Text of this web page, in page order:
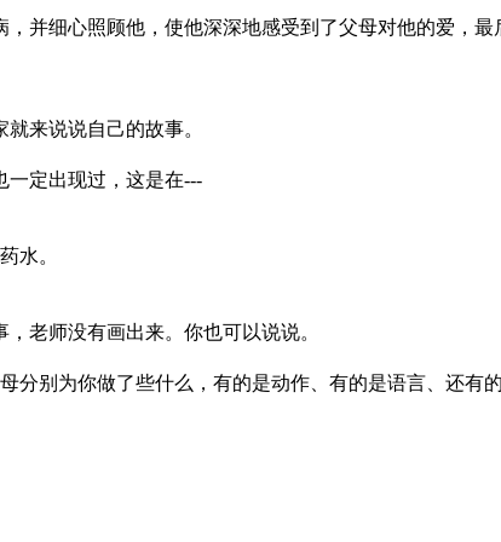
心照顾他，使他深深地感受到了父母对他的爱，最
来说说自己的故事。
定出现过，这是在---
。
师没有画出来。你也可以说说。
你做了些什么，有的是动作、有的是语言、还有的